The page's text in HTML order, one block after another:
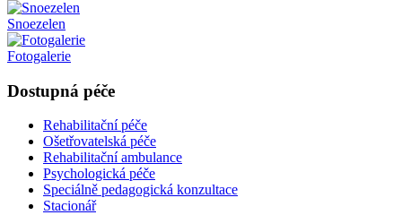
Snoezelen
Fotogalerie
Dostupná péče
Rehabilitační péče
Ošetřovatelská péče
Rehabilitační ambulance
Psychologická péče
Speciálně pedagogická konzultace
Stacionář